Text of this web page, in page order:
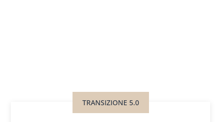
TRANSIZIONE 5.0